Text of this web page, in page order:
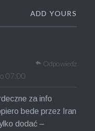
ADD YOURS
07:00
za info
bede przez Iran
dodać –
Odpowiedz